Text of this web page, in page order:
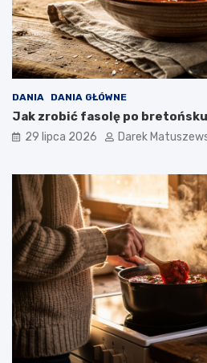
DANIA DANIA GŁÓWNE
Jak zrobić fasolę po
29 lipca 2026 Darek